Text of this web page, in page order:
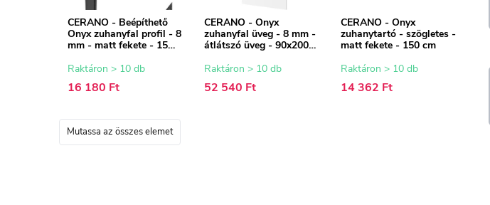
CERANO - Beépíthető
Onyx zuhanyfal profil - 8
mm - matt fekete - 15
Raktáron > 10 db
16 180 Ft
CERANO - Onyx
zuhanyfal üveg - 8 mm -
átlátszó üveg - 90x200
Raktáron > 10 db
52 540 Ft
CERANO - Onyx
zuhanytartó - szögletes -
matt fekete - 150 cm
Raktáron > 10 db
14 362 Ft
Mutassa az összes elemet